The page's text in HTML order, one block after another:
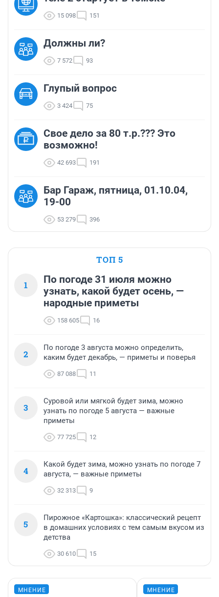
15 098 151
Должны ли?
7 572 93
Глупый вопрос
3 424 75
Свое дело за 80 т.р.??? Это
возможно!
42 693 191
Бар Гараж, пятница, 01.10.04,
19-00
53 279 396
ТОП 5
1
По погоде 31 июля можно
узнать, какой будет осень, —
народные приметы
158 605 16
2
По погоде 3 августа можно определить,
каким будет декабрь, — приметы и поверья
87 088 11
3
Суровой или мягкой будет зима, можно
узнать по погоде 5 августа — важные
приметы
77 725 12
4
Какой будет зима, можно узнать по погоде 7
августа, — важные приметы
32 313 9
5
Пирожное «Картошка»: классический рецепт
в домашних условиях с тем самым вкусом из
детства
30 610 15
МНЕНИЕ МНЕНИЕ